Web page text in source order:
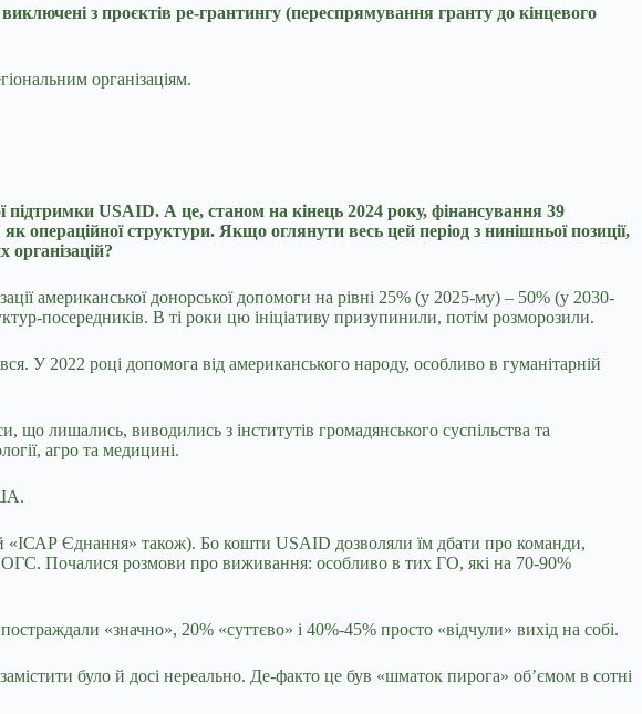
з проєктів ре-грантингу (переспрямування гранту до кінцевого
організаціям.
підтримки USAID. А це, станом на кінець 2024 року, фінансування 39
структури. Якщо оглянути весь цей період з нинішньої позиції,
американської донорської допомоги на рівні 25% (у 2025-му) – 50% (у 2030-
посередників. В ті роки цю ініціативу призупинили, потім розморозили.
У 2022 році допомога від американського народу, особливо в гуманітарній
лишались, виводились з інститутів громадянського суспільства та
агро та медицині.
«ІСАР Єднання» також). Бо кошти USAID дозволяли їм дбати про команди,
ОГС. Почалися розмови про виживання: особливо в тих ГО, які на 70-90%
«значно», 20% «суттєво» і 40%-45% просто «відчули» вихід на собі.
було й досі нереально. Де-факто це був «шматок пирога» об’ємом в сотні